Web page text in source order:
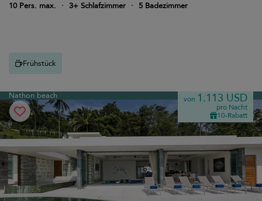
10 Pers. max.
· 3+ Schlafzimmer · 5 Badezimmer
Frühstück
Nathon beach von 1.113 USD
pro Nacht
10-Rabatt